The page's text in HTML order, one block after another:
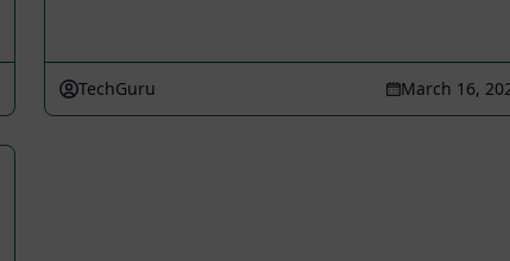
TechGuru March 16,